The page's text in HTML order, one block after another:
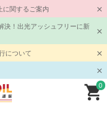
関するご案内
決！出光アッシュフリーに新
について
0